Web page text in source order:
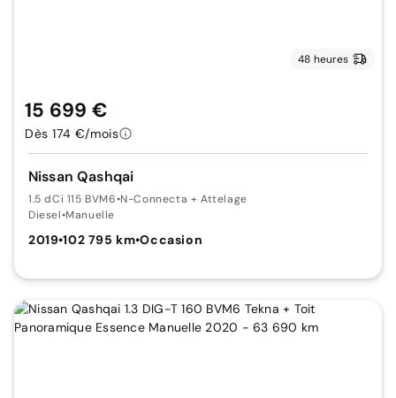
48 heures
Nissan Qashqai
1.5 dCi 115 BVM6•N-Connecta + Attelage
Diesel•Manuelle
2019•102 795 km•Occasion
15 699 €
Dès 174 €/mois